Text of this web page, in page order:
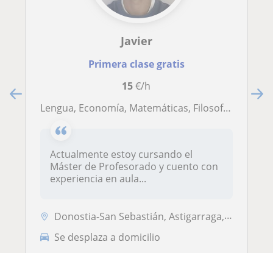
Javier
Primera clase gratis
15€/h
Lengua, Economía, Matemáticas, Filosofía. Con preparación lo que necesite
Actualmente estoy cursando el
Máster de Profesorado y cuento con
experiencia en aula...
Donostia-San Sebastián, Astigarraga, Hernani, Pasaia, Lezo, Lasarte-Or...
Se desplaza a domicilio